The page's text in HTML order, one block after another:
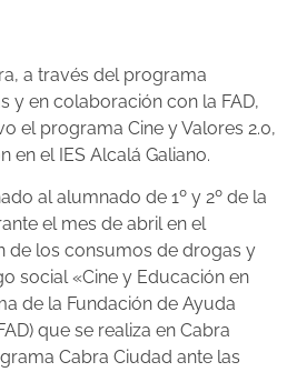
a través del programa
y en colaboración con la FAD,
el programa Cine y Valores 2.0,
en el IES Alcalá Galiano.
al alumnado de 1º y 2º de la
el mes de abril en el
de los consumos de drogas y
social «Cine y Educación en
de la Fundación de Ayuda
que se realiza en Cabra
Cabra Ciudad ante las